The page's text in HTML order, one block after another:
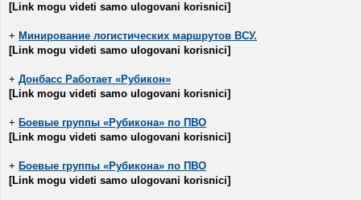
[Link mogu videti samo ulogovani korisnici]
+ Минирование логистических маршрутов ВСУ.
[Link mogu videti samo ulogovani korisnici]
+ Донбасс Работает «Рубикон»
[Link mogu videti samo ulogovani korisnici]
+ Боевые группы «Рубикона» по ПВО
[Link mogu videti samo ulogovani korisnici]
+ Боевые группы «Рубикона» по ПВО
[Link mogu videti samo ulogovani korisnici]